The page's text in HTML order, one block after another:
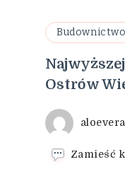
Budownictwo
Ostrów
aloevera
Zamieść